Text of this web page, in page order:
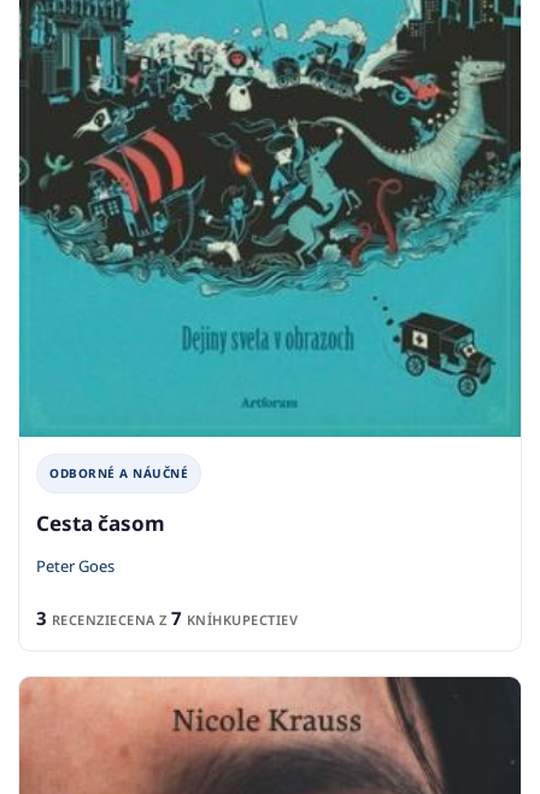
ODBORNÉ A NÁUČNÉ
Cesta časom
Peter Goes
3 RECENZIECENA Z 7 KNÍHKUPECTIEV